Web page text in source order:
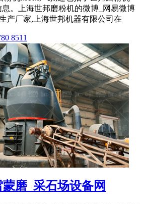
。上海世邦磨粉机的微博_网易微博
产厂家,上海世邦机器有限公司在
8511
磨_采石场设备网